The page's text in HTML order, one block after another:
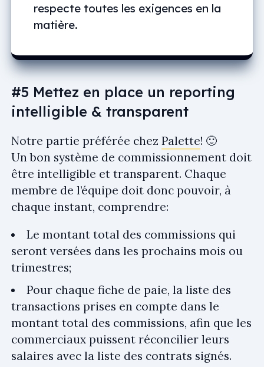
respecte toutes les exigences en la
matière.
#5 Mettez en place un reporting
intelligible & transparent
Notre partie préférée chez Palette! 🙂
Un bon système de commissionnement doit
être intelligible et transparent. Chaque
membre de l’équipe doit donc pouvoir, à
chaque instant, comprendre:
Le montant total des commissions qui
seront versées dans les prochains mois ou
trimestres;
Pour chaque fiche de paie, la liste des
transactions prises en compte dans le
montant total des commissions, afin que les
commerciaux puissent réconcilier leurs
salaires avec la liste des contrats signés.